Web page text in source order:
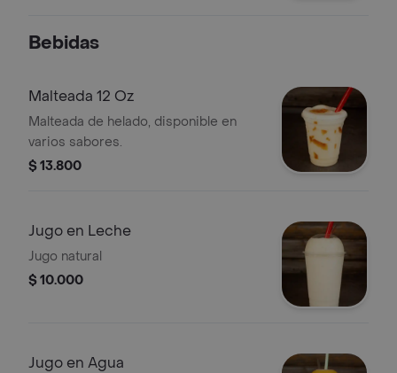
Bebidas
Malteada 12 Oz
Malteada de helado, disponible en
varios sabores.
$ 13.800
Jugo en Leche
Jugo natural
$ 10.000
Jugo en Agua